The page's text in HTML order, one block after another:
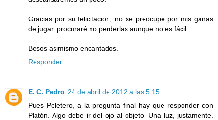
Gracias por su felicitación, no se preocupe por mis ganas
de jugar, procuraré no perderlas aunque no es fácil.
Besos asimismo encantados.
Responder
E. C. Pedro 24 de abril de 2012 a las 5:15
Pues Peletero, a la pregunta final hay que responder con
Platón. Algo debe ir del ojo al objeto. Una luz, justamente.